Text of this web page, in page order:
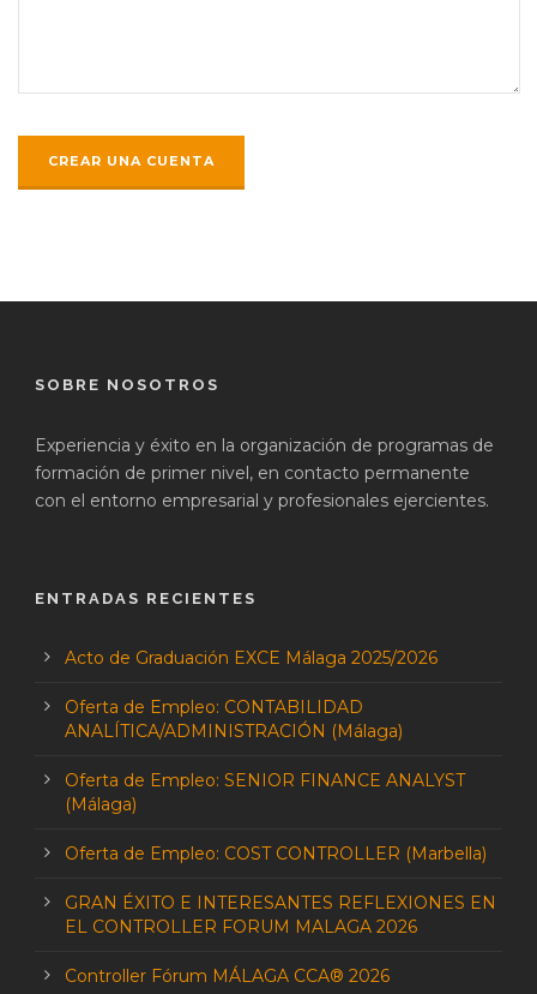
SOBRE NOSOTROS
Experiencia y éxito en la organización de programas de
formación de primer nivel, en contacto permanente
con el entorno empresarial y profesionales ejercientes.
ENTRADAS RECIENTES
Acto de Graduación EXCE Málaga 2025/2026
Oferta de Empleo: CONTABILIDAD
ANALÍTICA/ADMINISTRACIÓN (Málaga)
Oferta de Empleo: SENIOR FINANCE ANALYST
(Málaga)
Oferta de Empleo: COST CONTROLLER (Marbella)
GRAN ÉXITO E INTERESANTES REFLEXIONES EN
EL CONTROLLER FORUM MALAGA 2026
Controller Fórum MÁLAGA CCA® 2026